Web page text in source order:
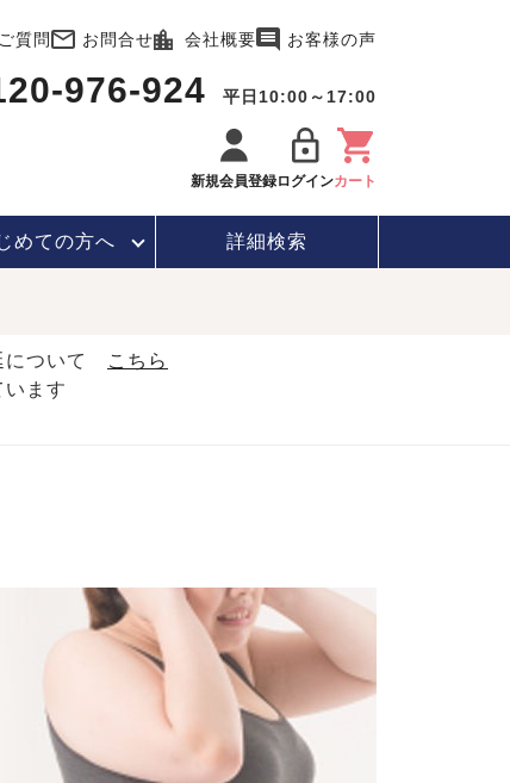
質問 お問合せ 会社概要 お客様の声
976-924 平日10:00～17:00
新規会員登録ログインカート
めての方へ 詳細検索
について
こちら
います